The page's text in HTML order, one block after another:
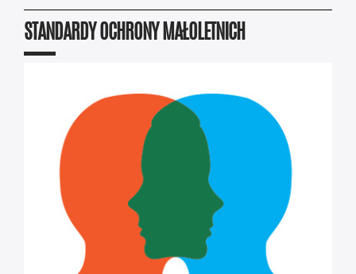
STANDARDY OCHRONY MAŁOLETNICH